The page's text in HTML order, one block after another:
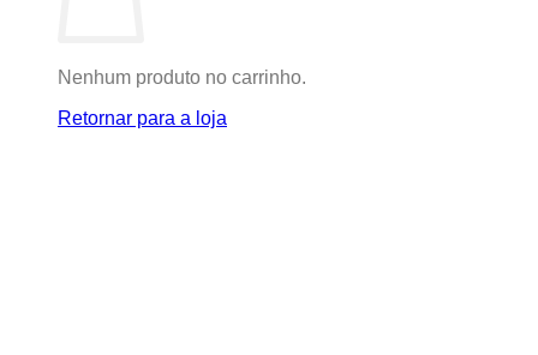
Nenhum produto no carrinho.
Retornar para a loja